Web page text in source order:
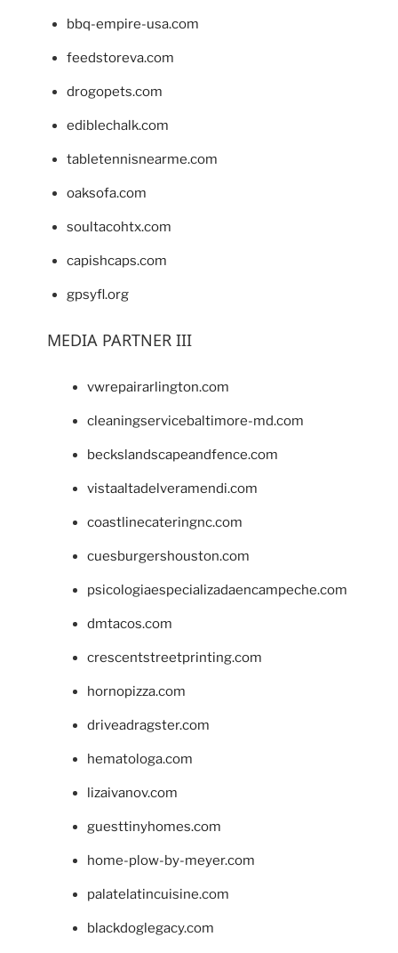
bbq-empire-usa.com
feedstoreva.com
drogopets.com
ediblechalk.com
tabletennisnearme.com
oaksofa.com
soultacohtx.com
capishcaps.com
gpsyfl.org
MEDIA PARTNER III
vwrepairarlington.com
cleaningservicebaltimore-md.com
beckslandscapeandfence.com
vistaaltadelveramendi.com
coastlinecateringnc.com
cuesburgershouston.com
psicologiaespecializadaencampeche.com
dmtacos.com
crescentstreetprinting.com
hornopizza.com
driveadragster.com
hematologa.com
lizaivanov.com
guesttinyhomes.com
home-plow-by-meyer.com
palatelatincuisine.com
blackdoglegacy.com